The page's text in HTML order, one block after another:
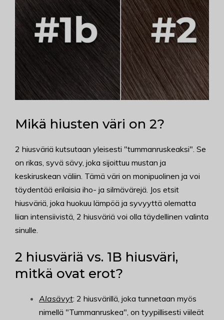
Mikä hiusten väri on 2?
2 hiusväriä kutsutaan yleisesti "tummanruskeaksi". Se
on rikas, syvä sävy, joka sijoittuu mustan ja
keskiruskean väliin. Tämä väri on monipuolinen ja voi
täydentää erilaisia iho- ja silmävärejä. Jos etsit
hiusväriä, joka huokuu lämpöä ja syvyyttä olematta
liian intensiivistä, 2 hiusväriä voi olla täydellinen valinta
sinulle.
2 hiusväriä vs. 1B hiusväri,
mitkä ovat erot?
Alasävyt: 2 hiusvärillä, joka tunnetaan myös
nimellä "Tummanruskea", on tyypillisesti viileät